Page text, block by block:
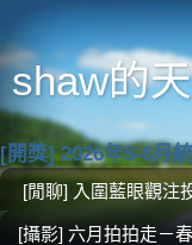
shaw的
[開獎] 2026年5-6月
[閒聊] 入圍藍眼觀注
[攝影] 六月拍拍走－